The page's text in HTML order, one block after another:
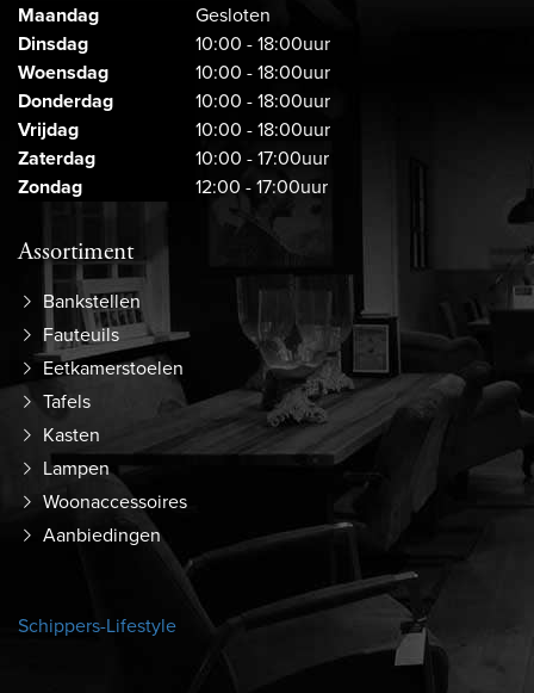
Maandag
Gesloten
Dinsdag
10:00 - 18:00uur
Woensdag
10:00 - 18:00uur
Donderdag
10:00 - 18:00uur
Vrijdag
10:00 - 18:00uur
Zaterdag
10:00 - 17:00uur
Zondag
12:00 - 17:00uur
Assortiment
Bankstellen
Fauteuils
Eetkamerstoelen
Tafels
Kasten
Lampen
Woonaccessoires
Aanbiedingen
Schippers-Lifestyle